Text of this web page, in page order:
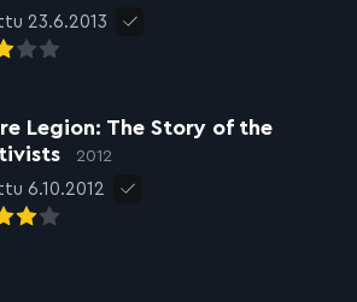
23.6.2013
Legion: The Story of the
2012
6.10.2012